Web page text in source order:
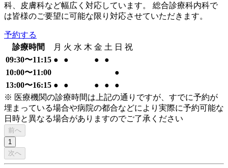
科、皮膚科など幅広く対応しています。 総合診療科内科で
は皆様のご要望に可能な限り対応させていただきます。
予約する
診療時間
月 火 水 木 金 土 日 祝
09:30〜11:15 ● ● ●
●
10:00〜11:00
●
13:00〜16:15 ● ● ● ●
●
※ 医療機関の診療時間は上記の通りですが、すでに予約が
埋まっている場合や病院の都合などにより実際に予約可能な
日時と異なる場合がありますのでご了承ください
前へ
1
次へ